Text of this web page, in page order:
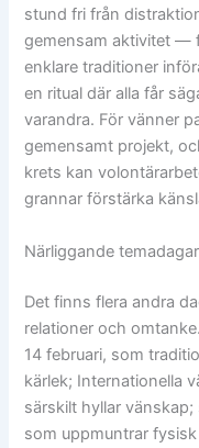
stund fri från
gemensam aktivitet —
enklare traditioner
en ritual där alla får
varandra. För vänner
gemensamt projekt,
krets kan
grannar förstärka
Närliggande temadagar
Det finns flera andra
relationer och
14 februari, som
kärlek; Internationella
särskilt hyllar
som uppmuntrar